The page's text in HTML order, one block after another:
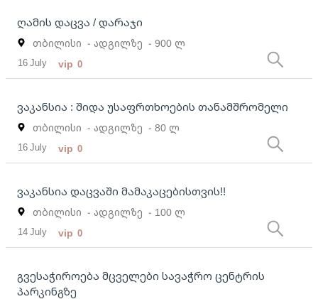
ღამის დაცვა / დარაჯი
თბილისი - ადგილზე - 900 ლ
16 July vip 0
ვაკანსია : შიდა უსაფრთხოების თანამშრომელი
თბილისი - ადგილზე - 80 ლ
16 July vip 0
ვაკანსია დაცვაში მამაკაცებისთვის!!
თბილისი - ადგილზე - 100 ლ
14 July vip 0
გვესაჭიროება მცველები სავაჭრო ცენტრის
პარკინგზე